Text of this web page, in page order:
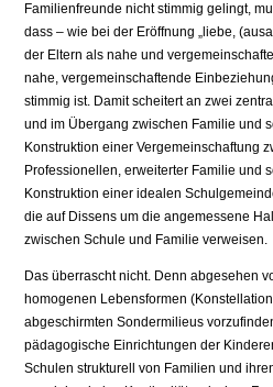
Familienfreunde nicht stimmig gelingt,
dass – wie bei der Eröffnung „liebe,
der Eltern als nahe und
nahe, vergemeinschaftende
stimmig ist. Damit scheitert an zwei
und im Übergang zwischen Familie und
Konstruktion einer Vergemeinschaftung
Professionellen, erweiterter Familie und
Konstruktion einer idealen
die auf Dissens um die angemessene
zwischen Schule und Familie verweisen.
Das überrascht nicht. Denn abgesehen
homogenen Lebensformen
abgeschirmten Sondermilieus
pädagogische Einrichtungen der
Schulen strukturell von Familien und